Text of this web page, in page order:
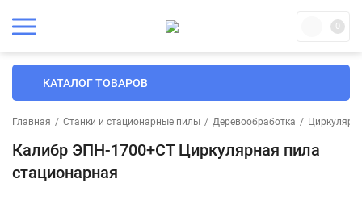
0
КАТАЛОГ ТОВАРОВ
Главная / Станки и стационарные пилы / Деревообработка /
Калибр ЭПН-1700+СТ Циркулярная пила
стационарная